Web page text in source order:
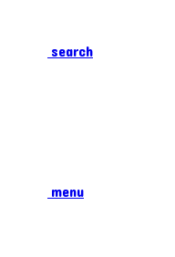
search
menu